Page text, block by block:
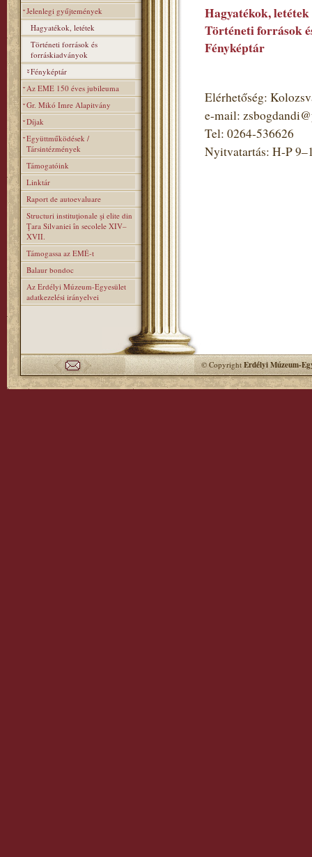
Jelenlegi gyűjtemények
Hagyatékok, letétek
Történeti források és
forráskiadványok
Fényképtár
Az EME 150 éves jubileuma
Gr. Mikó Imre Alapitvány
Díjak
Együttműködések /
Társintézmények
Támogatóink
Linktár
Raport de autoevaluare
Structuri instituţionale şi elite din
Ţara Silvaniei în secolele XIV–
XVII.
Támogassa az EMÉ-t
Balaur bondoc
Az Erdélyi Múzeum-Egyesület
adatkezelési irányelvei
Hagyatékok, letétek
Történeti források
Fényképtár
Elérhetőség:
e-mail:
Tel: 0264-536626
Nyitvatartás: H-P
© CopyrightErdélyi Múzeum-